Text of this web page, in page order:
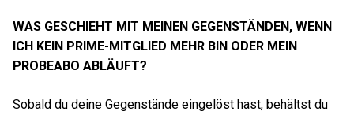
WAS GESCHIEHT MIT MEINEN GEGENSTÄNDEN, WENN
ICH KEIN PRIME-MITGLIED MEHR BIN ODER MEIN
PROBEABO ABLÄUFT?
Sobald du deine Gegenstände eingelöst hast, behältst du